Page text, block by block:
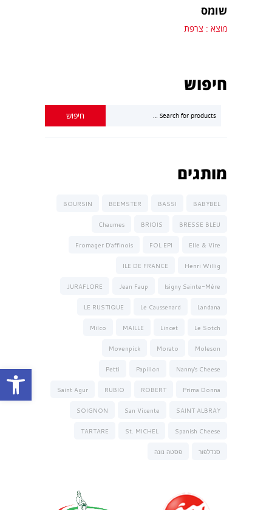
פתח סרגל נגישות
שומס
מוצא : צרפת
חיפוש
מותגים
BABYBEL
BASSI
BEEMSTER
BOURSIN
BRESSE BLEU
BRIOIS
Chaumes
Elle & Vire
FOL EPI
Fromager D'affinois
Henri Willig
ILE DE FRANCE
Isigny Sainte-Mère
Jean Faup
JURAFLORE
Landana
Le Caussenard
LE RUSTIQUE
Le Sotch
Lincet
MAILLE
Milco
Moleson
Morato
Movenpick
Nanny's Cheese
Papillon
Petti
Prima Donna
ROBERT
RUBIO
Saint Agur
SAINT ALBRAY
San Vicente
SOIGNON
Spanish Cheese
St. MICHEL
TARTARE
סנדלפור פסטה נונה